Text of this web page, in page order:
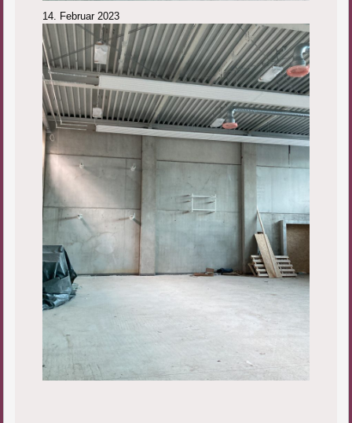
14. Februar 2023